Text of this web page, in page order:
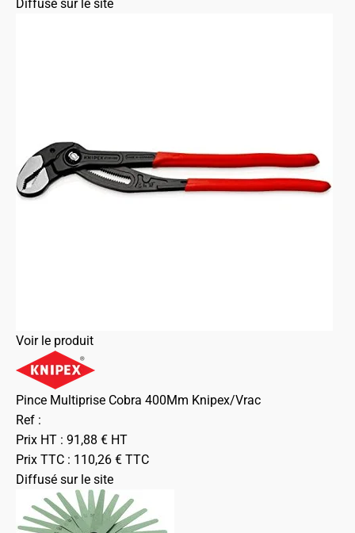
Diffusé sur le site
Voir le produit
Pince Multiprise Cobra 400Mm Knipex/Vrac
Ref :
Prix HT : 91,88 € HT
Prix TTC : 110,26 € TTC
Diffusé sur le site